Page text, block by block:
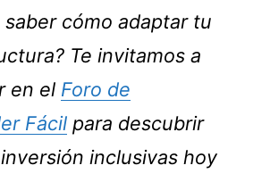
saber cómo adaptar tu
Te invitamos a
en el Foro de
Fácil para descubrir
inclusivas hoy